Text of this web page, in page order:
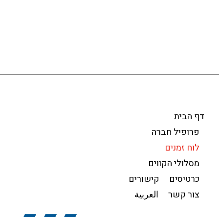
דף הבית
פרופיל חברה
לוח זמנים
מסלולי הקווים
כרטיסים
קישורים
צור קשר
العربية